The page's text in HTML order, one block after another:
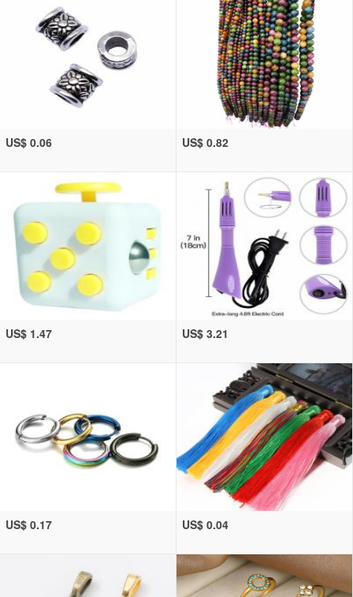
US$ 0.06 US$ 0.82
US$ 1.47 US$ 3.21
US$ 0.17 US$ 0.04